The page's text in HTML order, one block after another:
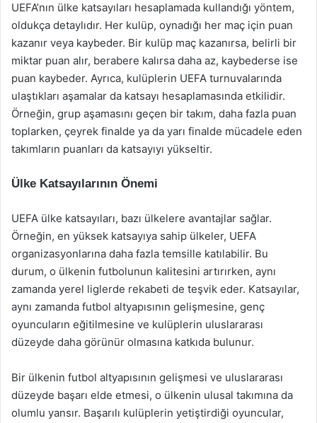
UEFA’nın ülke katsayıları hesaplamada kullandığı yöntem,
oldukça detaylıdır. Her kulüp, oynadığı her maç için puan
kazanır veya kaybeder. Bir kulüp maç kazanırsa, belirli bir
miktar puan alır, berabere kalırsa daha az, kaybederse ise
puan kaybeder. Ayrıca, kulüplerin UEFA turnuvalarında
ulaştıkları aşamalar da katsayı hesaplamasında etkilidir.
Örneğin, grup aşamasını geçen bir takım, daha fazla puan
toplarken, çeyrek finalde ya da yarı finalde mücadele eden
takımların puanları da katsayıyı yükseltir.
Ülke Katsayılarının Önemi
UEFA ülke katsayıları, bazı ülkelere avantajlar sağlar.
Örneğin, en yüksek katsayıya sahip ülkeler, UEFA
organizasyonlarına daha fazla temsille katılabilir. Bu
durum, o ülkenin futbolunun kalitesini artırırken, aynı
zamanda yerel liglerde rekabeti de teşvik eder. Katsayılar,
aynı zamanda futbol altyapısının gelişmesine, genç
oyuncuların eğitilmesine ve kulüplerin uluslararası
düzeyde daha görünür olmasına katkıda bulunur.
Bir ülkenin futbol altyapısının gelişmesi ve uluslararası
düzeyde başarı elde etmesi, o ülkenin ulusal takımına da
olumlu yansır. Başarılı kulüplerin yetiştirdiği oyuncular,